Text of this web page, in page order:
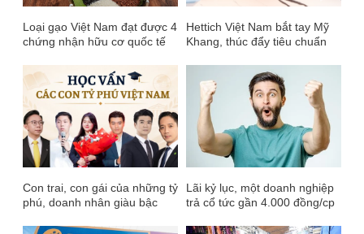
Loại gạo Việt Nam đạt được 4
chứng nhận hữu cơ quốc tế
Hettich Việt Nam bắt tay Mỹ
Khang, thúc đẩy tiêu chuẩn
phân khúc căn hộ cao cấp
Con trai, con gái của những tỷ
phú, doanh nhân giàu bậc
Lãi kỷ lục, một doanh nghiệp
trả cổ tức gần 4.000 đồng/cp